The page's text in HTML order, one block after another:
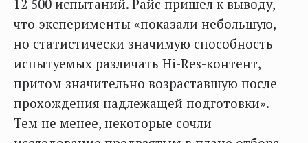
12 500 испытаний. Райс пришел к выводу,
что эксперименты «показали небольшую,
но статистически значимую способность
испытуемых различать Hi-Res-контент,
притом значительно возраставшую после
прохождения надлежащей подготовки».
Тем не менее, некоторые сочли